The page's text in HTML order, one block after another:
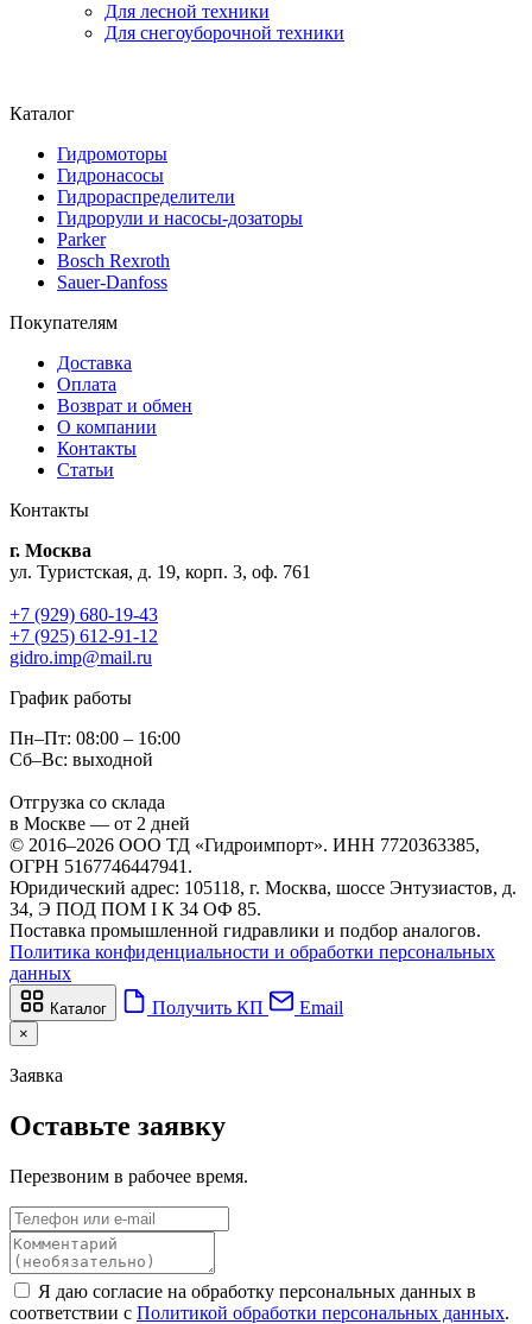
Для лесной техники
Для снегоуборочной техники
Каталог
Гидромоторы
Гидронасосы
Гидрораспределители
Гидрорули и насосы-дозаторы
Parker
Bosch Rexroth
Sauer-Danfoss
Покупателям
Доставка
Оплата
Возврат и обмен
О компании
Контакты
Статьи
Контакты
г. Москва
ул. Туристская, д. 19, корп. 3, оф. 761
+7 (929) 680-19-43
+7 (925) 612-91-12
gidro.imp@mail.ru
График работы
Пн–Пт: 08:00 – 16:00
Сб–Вс: выходной
Отгрузка со склада
в Москве — от 2 дней
© 2016–2026 ООО ТД «Гидроимпорт». ИНН 7720363385,
ОГРН 5167746447941.
Юридический адрес: 105118, г. Москва, шоссе Энтузиастов, д.
34, Э ПОД ПОМ I К 34 ОФ 85.
Поставка промышленной гидравлики и подбор аналогов.
Политика конфиденциальности и обработки персональных
данных
Каталог Получить КП Email
×
Заявка
Оставьте заявку
Перезвоним в рабочее время.
Я даю согласие на обработку персональных данных в
соответствии с Политикой обработки персональных данных.